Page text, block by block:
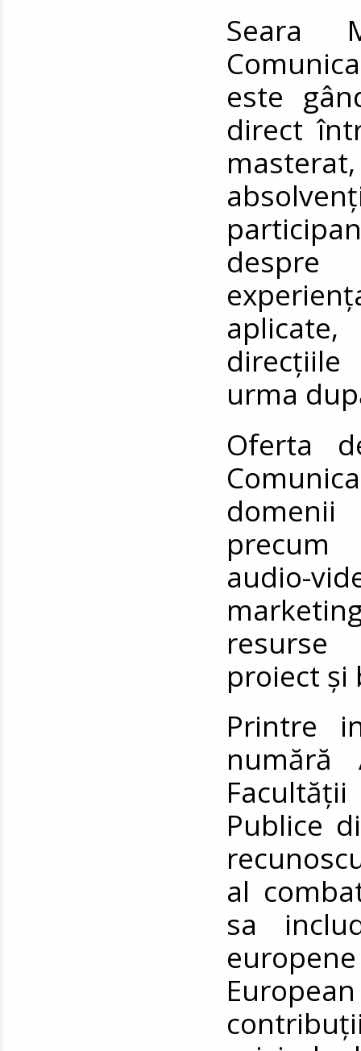
Seara
este
direct
despre
urma
Oferta
precum
audio-
proiect și
Printre
numără
Publice
al
sa